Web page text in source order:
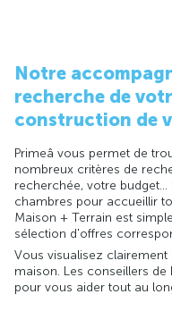
Notre
recherche de
construction de
Primeâ vous permet de
nombreux critères de
recherchée, votre
chambres pour accueillir
Maison + Terrain est
sélection d'offres
Vous visualisez clairement
maison. Les conseillers
pour vous aider tout au